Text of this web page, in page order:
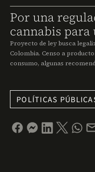
Por una
cannabis para
Proyecto de ley busca
Colombia. Censo a
consumo, algunas
POLÍTICAS